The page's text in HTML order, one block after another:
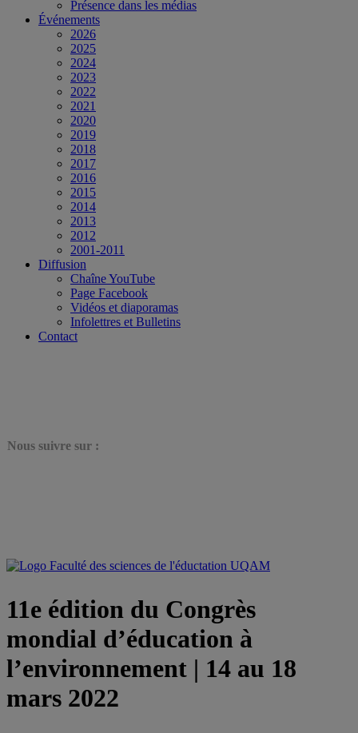
Présence dans les médias
Événements
2026
2025
2024
2023
2022
2021
2020
2019
2018
2017
2016
2015
2014
2013
2012
2001-2011
Diffusion
Chaîne YouTube
Page Facebook
Vidéos et diaporamas
Infolettres et Bulletins
Contact
Nous suivre sur :
11e édition du Congrès
mondial d’éducation à
l’environnement | 14 au 18
mars 2022